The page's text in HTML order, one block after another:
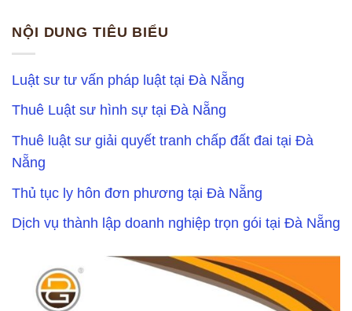
NỘI DUNG TIÊU BIỂU
Luật sư tư vấn pháp luật tại Đà Nẵng
Thuê Luật sư hình sự tại Đà Nẵng
Thuê luật sư giải quyết tranh chấp đất đai tại Đà
Nẵng
Thủ tục ly hôn đơn phương tại Đà Nẵng
Dịch vụ thành lập doanh nghiệp trọn gói tại Đà Nẵng